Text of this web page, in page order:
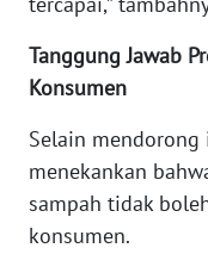
Tanggung Jawab
Konsumen
Selain
menekankan
sampah tidak
konsumen.
JOGJA
JATIM
WN